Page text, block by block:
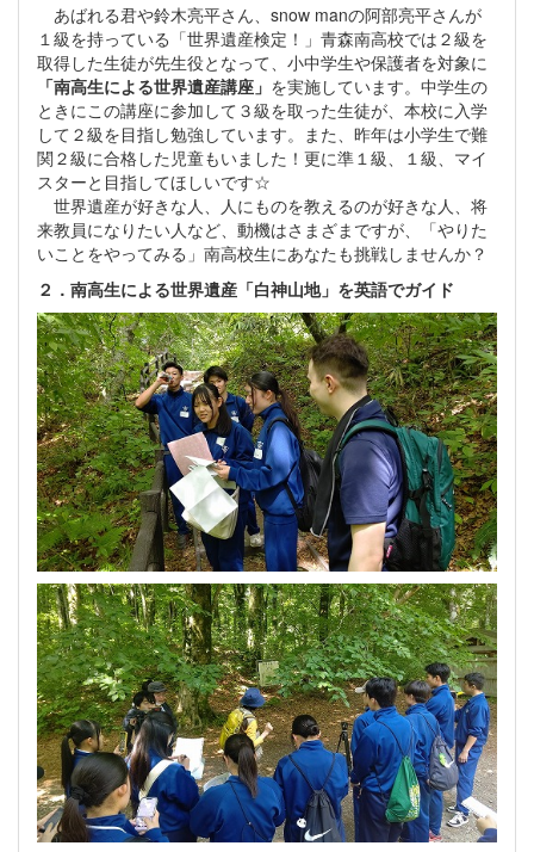
あばれる君や鈴木亮平さん、snow manの阿部亮平さんが
１級を持っている「世界遺産検定！」青森南高校では２級を
取得した生徒が先生役となって、小中学生や保護者を対象に
「南高生による世界遺産講座」 を実施しています。中学生の
ときにこの講座に参加して３級を取った生徒が、本校に入学
して２級を目指し勉強しています。また、昨年は小学生で難
関２級に合格した児童もいました！更に準１級、１級、マイ
スターと目指してほしいです☆
世界遺産が好きな人、人にものを教えるのが好きな人、将
来教員になりたい人など、動機はさまざまですが、「やりた
いことをやってみる」南高校生にあなたも挑戦しませんか？
２．南高生による世界遺産「白神山地」を英語でガイド